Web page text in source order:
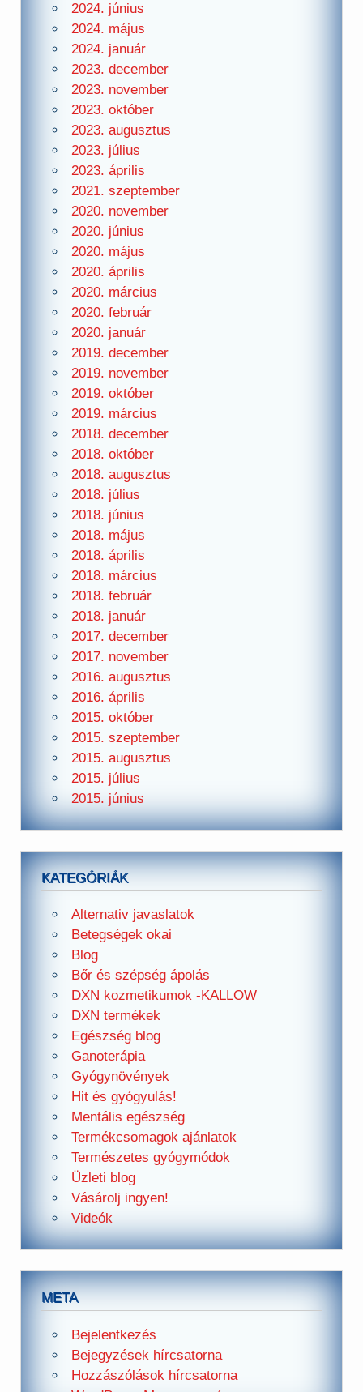
2024. június
2024. május
2024. január
2023. december
2023. november
2023. október
2023. augusztus
2023. július
2023. április
2021. szeptember
2020. november
2020. június
2020. május
2020. április
2020. március
2020. február
2020. január
2019. december
2019. november
2019. október
2019. március
2018. december
2018. október
2018. augusztus
2018. július
2018. június
2018. május
2018. április
2018. március
2018. február
2018. január
2017. december
2017. november
2016. augusztus
2016. április
2015. október
2015. szeptember
2015. augusztus
2015. július
2015. június
KATEGÓRIÁK
Alternativ javaslatok
Betegségek okai
Blog
Bőr és szépség ápolás
DXN kozmetikumok -KALLOW
DXN termékek
Egészség blog
Ganoterápia
Gyógynövények
Hit és gyógyulás!
Mentális egészség
Termékcsomagok ajánlatok
Természetes gyógymódok
Üzleti blog
Vásárolj ingyen!
Videók
META
Bejelentkezés
Bejegyzések hírcsatorna
Hozzászólások hírcsatorna